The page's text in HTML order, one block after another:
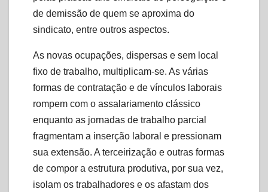
de demissão de quem se aproxima do
sindicato, entre outros aspectos.
As novas ocupações, dispersas e sem local
fixo de trabalho, multiplicam-se. As várias
formas de contratação e de vínculos laborais
rompem com o assalariamento clássico
enquanto as jornadas de trabalho parcial
fragmentam a inserção laboral e pressionam
sua extensão. A terceirização e outras formas
de compor a estrutura produtiva, por sua vez,
isolam os trabalhadores e os afastam dos